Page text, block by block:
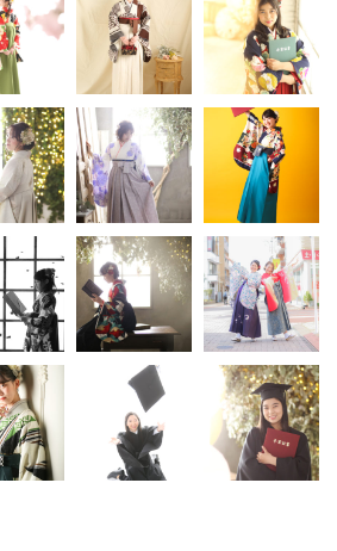
料請求フォーム
予約・お問い合わせ
京都江戸川区平井4-5-6
間 AM9:00～PM6:30
：毎週水・木曜日）
3681-4529